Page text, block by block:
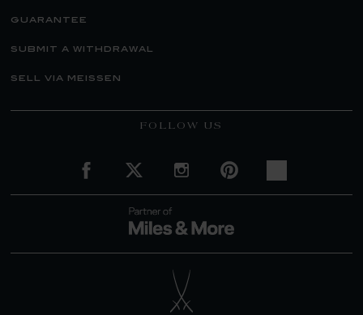
guarantee
submit a withdrawal
sell via meissen
FOLLOW US